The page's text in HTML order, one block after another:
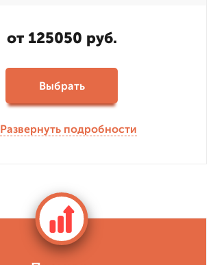
от 125050 руб.
Выбрать
Развернуть подробности